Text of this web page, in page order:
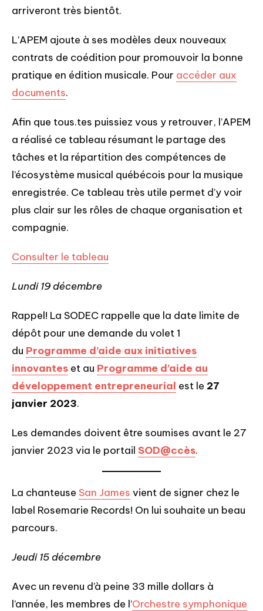
arriveront très bientôt.
L’APEM ajoute à ses modèles deux nouveaux
contrats de coédition pour promouvoir la bonne
pratique en édition musicale. Pour accéder aux
documents.
Afin que tous.tes puissiez vous y retrouver, l’APEM
a réalisé ce tableau résumant le partage des
tâches et la répartition des compétences de
l’écosystème musical québécois pour la musique
enregistrée. Ce tableau très utile permet d’y voir
plus clair sur les rôles de chaque organisation et
compagnie.
Consulter le tableau
Lundi 19 décembre
Rappel! La SODEC rappelle que la date limite de
dépôt pour une demande du volet 1
du Programme d’aide aux initiatives
innovantes et au Programme d’aide au
développement entrepreneurial est le 27
janvier 2023.
Les demandes doivent être soumises avant le 27
janvier 2023 via le portail SOD@ccès.
La chanteuse San James vient de signer chez le
label Rosemarie Records! On lui souhaite un beau
parcours.
Jeudi 15 décembre
Avec un revenu d’à peine 33 mille dollars à
l’année, les membres de l’Orchestre symphonique